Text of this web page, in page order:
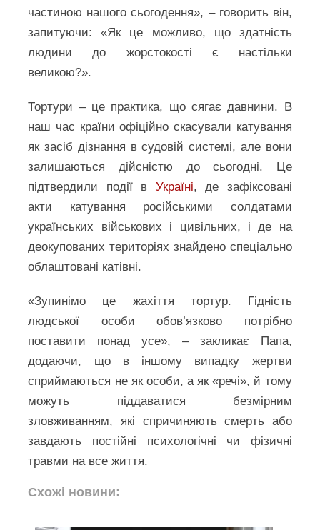
частиною нашого сьогодення», – говорить він,
запитуючи: «Як це можливо, що здатність
людини до жорстокості є настільки
великою?».
Тортури – це практика, що сягає давнини. В
наш час країни офіційно скасували катування
як засіб дізнання в судовій системі, але вони
залишаються дійсністю до сьогодні. Це
підтвердили події в Україні, де зафіксовані
акти катування російськими солдатами
українських військових і цивільних, і де на
деокупованих територіях знайдено спеціально
облаштовані катівні.
«Зупинімо це жахіття тортур. Гідність
людської особи обов’язково потрібно
поставити понад усе», – закликає Папа,
додаючи, що в іншому випадку жертви
сприймаються не як особи, а як «речі», й тому
можуть піддаватися безмірним
зловживанням, які спричиняють смерть або
завдають постійні психологічні чи фізичні
травми на все життя.
Схожі новини: